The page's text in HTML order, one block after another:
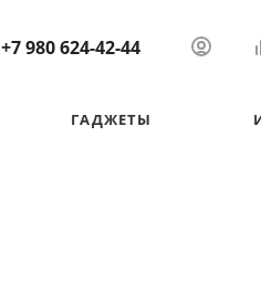
+7 980 624-42-44
ГАДЖЕТЫ